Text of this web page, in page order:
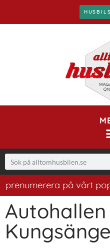
på vårt
Autohallen